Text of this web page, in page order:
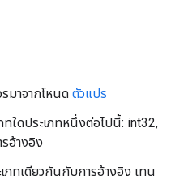
าจากโหนด ตัวแปร
ใดประเภทหนึ่งต่อไปนี้: int32,
อ้างอิง
ภทเดียวกันกับการอ้างอิง เทน